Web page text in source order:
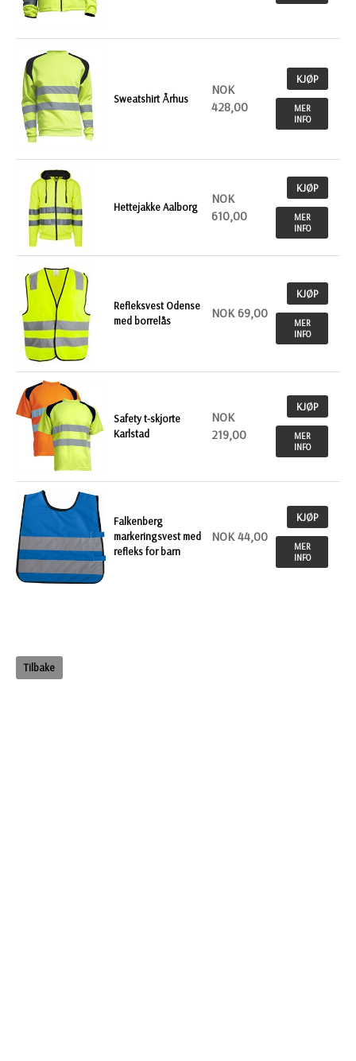
Sweatshirt Århus
NOK
428,00
KJØP
MER
INFO
Hettejakke Aalborg
NOK
610,00
KJØP
MER
INFO
Refleksvest Odense
med borrelås
NOK 69,00
KJØP
MER
INFO
Safety t-skjorte
Karlstad
NOK
219,00
KJØP
MER
INFO
Falkenberg
markeringsvest med
refleks for barn
NOK 44,00
KJØP
MER
INFO
Tilbake